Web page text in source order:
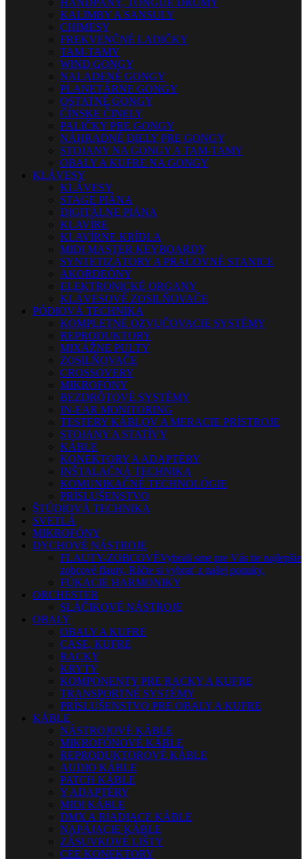
HANDPANY, TONGUE DRUMY
KALIMBY A SANSULY
CHIMESY
FREKVENČNÉ LADIČKY
TAM-TAMY
WIND GONGY
NALADENÉ GONGY
PLANETÁRNE GONGY
OSTATNÉ GONGY
ČÍNSKE ČINELY
PALIČKY PRE GONGY
NÁHRADNÉ DIELY PRE GONGY
STOJANY NA GONGY A TAM-TAMY
OBALY A KUFRE NA GONGY
KLÁVESY
KLÁVESY
STAGE PIÁNA
DIGITÁLNE PIÁNA
KLAVÍRE
KLAVÍRNE KRÍDLA
MIDI MASTER KEYBOARDY
SYNTETIZÁTORY A PRACOVNÉ STANICE
AKORDEÓNY
ELEKTRONICKÉ ORGANY
KLÁVESOVÉ ZOSILŇOVAČE
PÓDIOVÁ TECHNIKA
KOMPLETNÉ OZVUČOVACIE SYSTÉMY
REPRODUKTORY
MIXÁŽNE PULTY
ZOSILŇOVAČE
CROSSOVERY
MIKROFÓNY
BEZDRÔTOVÉ SYSTÉMY
IN-EAR MONITORING
TESTERY KÁBLOV A MERACIE PRÍSTROJE
STOJANY A STATÍVY
KÁBLE
KONEKTORY A ADAPTÉRY
INŠTALAČNÁ TECHNIKA
KOMUNIKAČNÉ TECHNOLÓGIE
PRÍSLUŠENSTVO
ŠTÚDIOVÁ TECHNIKA
SVETLÁ
MIKROFÓNY
DYCHOVÉ NÁSTROJE
FLAUTY-ZOBCOVÉVybrali sme pre Vás tie najlepšie
zobcové flauty. Ráčte si vybrať z našej ponuky.
FÚKACIE HARMONIKY
ORCHESTER
SLÁČIKOVÉ NÁSTROJE
OBALY
OBALY A KUFRE
CASE, KUFRE
RACKY
KRYTY
KOMPONENTY PRE RACKY A KUFRE
TRANSPORTNÉ SYSTÉMY
PRÍSLUŠENSTVO PRE OBALY A KUFRE
KÁBLE
NÁSTROJOVÉ KÁBLE
MIKROFÓNOVÉ KÁBLE
REPRODUKTOROVÉ KÁBLE
AUDIO KÁBLE
PATCH KÁBLE
Y ADAPTÉRY
MIDI KÁBLE
DMX A RIADIACE KÁBLE
NAPÁJACIE KÁBLE
ZÁSUVKOVÉ LIŠTY
CEE KONEKTORY